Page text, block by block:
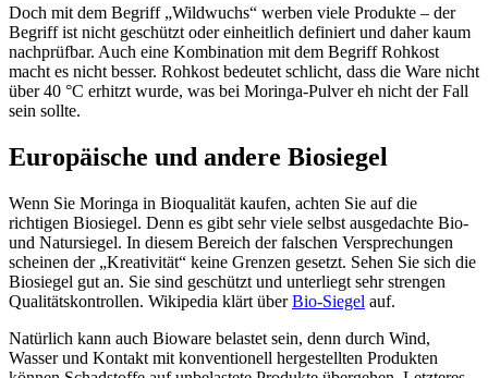
Doch mit dem Begriff „Wildwuchs“ werben viele Produkte – der
Begriff ist nicht geschützt oder einheitlich definiert und daher kaum
nachprüfbar. Auch eine Kombination mit dem Begriff Rohkost
macht es nicht besser. Rohkost bedeutet schlicht, dass die Ware nicht
über 40 °C erhitzt wurde, was bei Moringa-Pulver eh nicht der Fall
sein sollte.
Europäische und andere Biosiegel
Wenn Sie Moringa in Bioqualität kaufen, achten Sie auf die
richtigen Biosiegel. Denn es gibt sehr viele selbst ausgedachte Bio-
und Natursiegel. In diesem Bereich der falschen Versprechungen
scheinen der „Kreativität“ keine Grenzen gesetzt. Sehen Sie sich die
Biosiegel gut an. Sie sind geschützt und unterliegt sehr strengen
Qualitätskontrollen. Wikipedia klärt überBio-Siegel auf.
Natürlich kann auch Bioware belastet sein, denn durch Wind,
Wasser und Kontakt mit konventionell hergestellten Produkten